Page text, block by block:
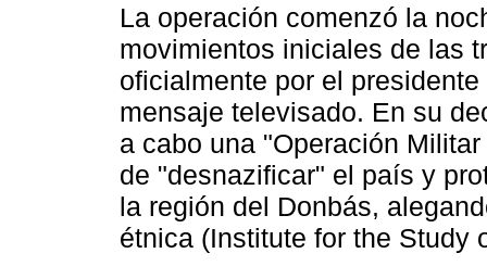
La operación comenzó la
movimientos iniciales de las
oficialmente por el
mensaje televisado. En su
a cabo una "Operación
de "desnazificar" el país y
la región del Donbás,
étnica (Institute for the Study